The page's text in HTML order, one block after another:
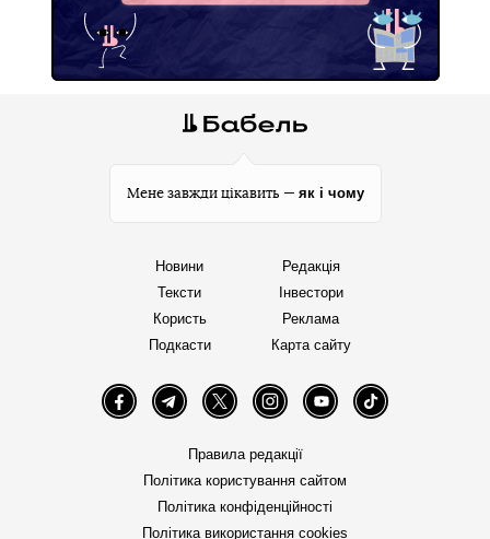
Мене завжди цікавить — як і чому
Новини
Тексти
Користь
Подкасти
Редакція
Інвестори
Реклама
Карта сайту
FacebookTelegramTwitter InstagramYouTube TikTok
Правила редакції
Політика користування сайтом
Політика конфіденційності
Політика використання cookies